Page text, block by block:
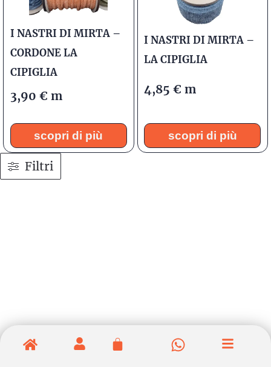
Filtri
I NASTRI DI MIRTA –
CORDONE LA
CIPIGLIA
3,90 € m
scopri di più
I NASTRI DI MIRTA –
LA CIPIGLIA
4,85€ m
scopri di più